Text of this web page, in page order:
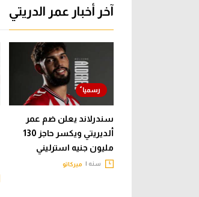
آخر أخبار عمر الدريتي
سندرلاند يعلن ضم عمر
ألديريتي ويكسر حاجز 130
مليون جنيه استرليني
سنه | ميركاتو